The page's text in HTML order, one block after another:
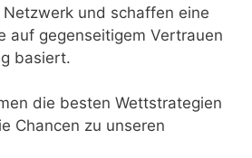
und schaffen eine
auf gegenseitigem Vertrauen
basiert.
die besten Wettstrategien
Chancen zu unseren